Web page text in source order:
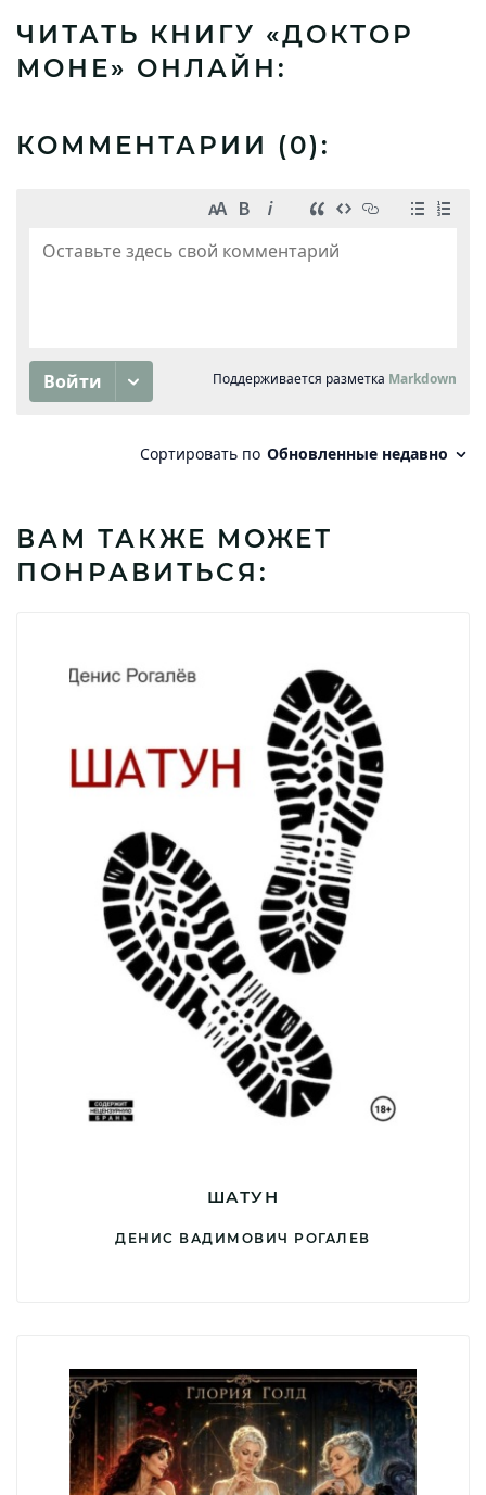
ЧИТАТЬ КНИГУ «ДОКТОР
МОНЕ» ОНЛАЙН:
КОММЕНТАРИИ (0):
ВАМ ТАКЖЕ МОЖЕТ
ПОНРАВИТЬСЯ:
ШАТУН
ДЕНИС ВАДИМОВИЧ РОГАЛЕВ